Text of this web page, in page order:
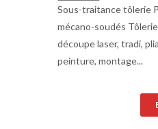
Sous-traitance tôlerie
mécano-soudés
découpe laser, tradi,
peinture, montage...